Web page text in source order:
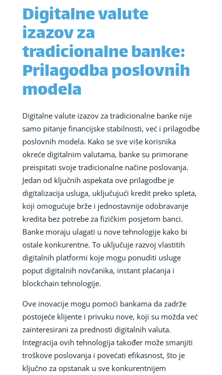
Digitalne valute
izazov za
tradicionalne banke:
Prilagodba poslovnih
modela
Digitalne valute izazov za tradicionalne banke nije
samo pitanje financijske stabilnosti, već i prilagodbe
poslovnih modela. Kako se sve više korisnika
okreće digitalnim valutama, banke su primorane
preispitati svoje tradicionalne načine poslovanja.
Jedan od ključnih aspekata ove prilagodbe je
digitalizacija usluga, uključujući kredit preko spleta,
koji omogućuje brže i jednostavnije odobravanje
kredita bez potrebe za fizičkim posjetom banci.
Banke moraju ulagati u nove tehnologije kako bi
ostale konkurentne. To uključuje razvoj vlastitih
digitalnih platformi koje mogu ponuditi usluge
poput digitalnih novčanika, instant plaćanja i
blockchain tehnologije.
Ove inovacije mogu pomoći bankama da zadrže
postojeće klijente i privuku nove, koji su možda već
zainteresirani za prednosti digitalnih valuta.
Integracija ovih tehnologija također može smanjiti
troškove poslovanja i povećati efikasnost, što je
ključno za opstanak u sve konkurentnijem